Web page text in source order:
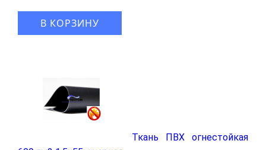
В КОРЗИНУ
Ткань ПВХ огнестойкая